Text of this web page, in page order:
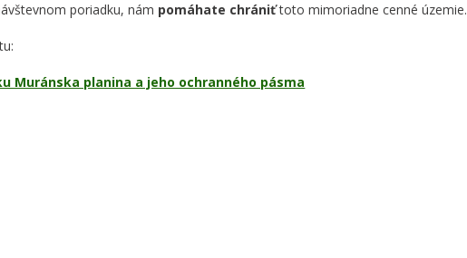
poriadku, nám pomáhate chrániťtoto mimoriadne cenné územie.
Muránska planina a jeho ochranného pásma